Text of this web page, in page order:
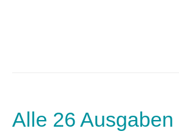
Alle 26 Ausgaben